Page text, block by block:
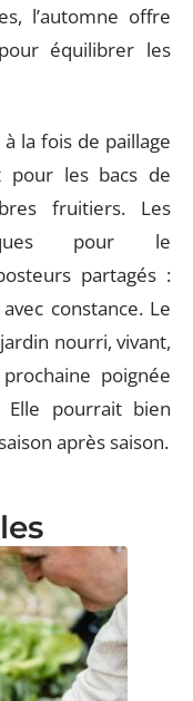
l’automne offre
équilibrer les
la fois de paillage
pour les bacs de
fruitiers. Les
pour le
partagés :
constance. Le
nourri, vivant,
poignée
Elle pourrait bien
après saison.